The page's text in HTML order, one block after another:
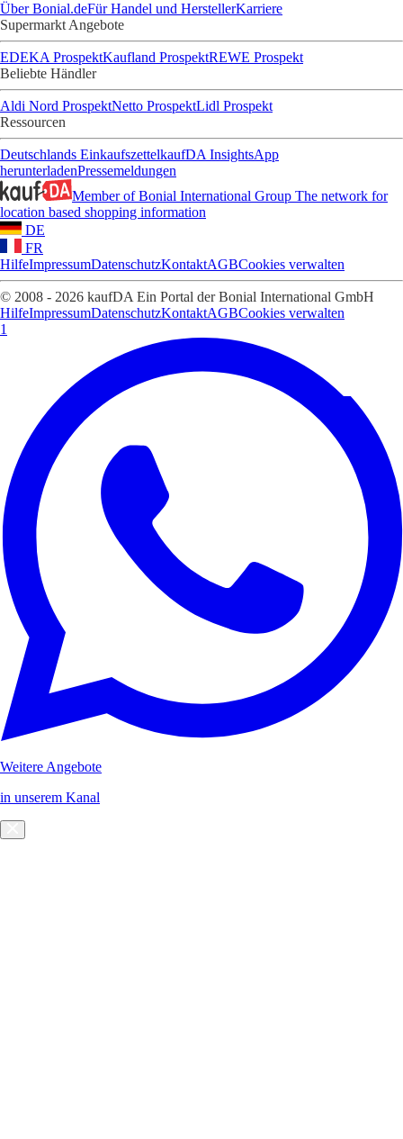
Über Bonial.deFür Handel und HerstellerKarriere
Supermarkt Angebote
EDEKA ProspektKaufland ProspektREWE Prospekt
Beliebte Händler
Aldi Nord ProspektNetto ProspektLidl Prospekt
Ressourcen
Deutschlands EinkaufszettelkaufDA InsightsApp
herunterladenPressemeldungen
Member of Bonial International Group The network for
location based shopping information
DE
FR
HilfeImpressumDatenschutzKontaktAGBCookies verwalten
© 2008 - 2026 kaufDA Ein Portal der Bonial International GmbH
HilfeImpressumDatenschutzKontaktAGBCookies verwalten
1
Weitere Angebote
in unserem Kanal